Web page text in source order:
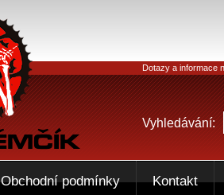
Dotazy a informace
Vyhledávání:
Obchodní podmínky Kontakt